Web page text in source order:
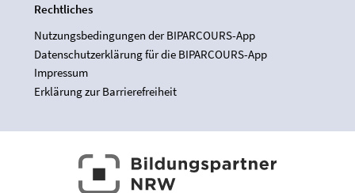
Rechtliches
Nutzungsbedingungen der BIPARCOURS-App
Datenschutzerklärung für die BIPARCOURS-App
Impressum
Erklärung zur Barrierefreiheit